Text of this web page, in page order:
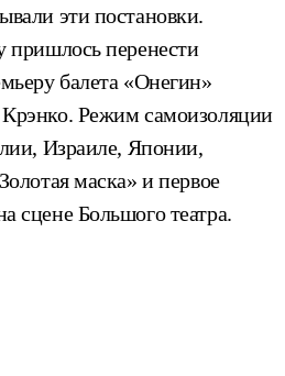
эти постановки.
пришлось перенести
балета «Онегин»
Режим самоизоляции
Израиле, Японии,
маска» и первое
сцене Большого театра.